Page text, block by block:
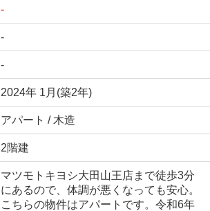
-
-
-
2024年 1月(築2年)
アパート / 木造
2階建
マツモトキヨシ大田山王店まで徒歩3分
にあるので、体調が悪くなっても安心。
こちらの物件はアパートです。令和6年